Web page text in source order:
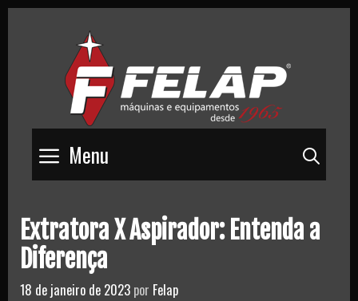
Menu
Extratora X Aspirador: Entenda a
Diferença
18 de janeiro de 2023 por Felap